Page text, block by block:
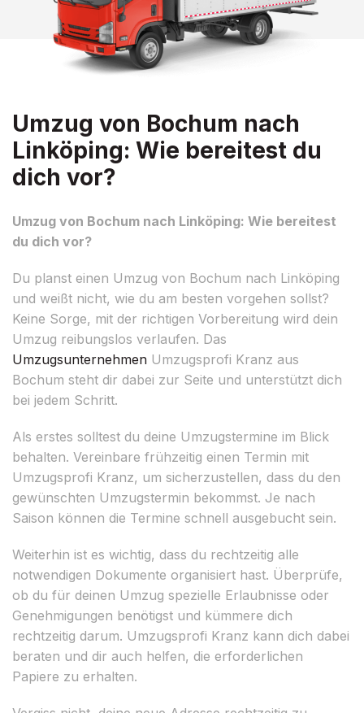
Umzug von Bochum nach
Linköping: Wie bereitest du
dich vor?
Umzug von Bochum nach Linköping: Wie bereitest
du dich vor?
Du planst einen Umzug von Bochum nach Linköping
und weißt nicht, wie du am besten vorgehen sollst?
Keine Sorge, mit der richtigen Vorbereitung wird dein
Umzug reibungslos verlaufen. Das
Umzugsunternehmen Umzugsprofi Kranz aus
Bochum steht dir dabei zur Seite und unterstützt dich
bei jedem Schritt.
Als erstes solltest du deine Umzugstermine im Blick
behalten. Vereinbare frühzeitig einen Termin mit
Umzugsprofi Kranz, um sicherzustellen, dass du den
gewünschten Umzugstermin bekommst. Je nach
Saison können die Termine schnell ausgebucht sein.
Weiterhin ist es wichtig, dass du rechtzeitig alle
notwendigen Dokumente organisiert hast. Überprüfe,
ob du für deinen Umzug spezielle Erlaubnisse oder
Genehmigungen benötigst und kümmere dich
rechtzeitig darum. Umzugsprofi Kranz kann dich dabei
beraten und dir auch helfen, die erforderlichen
Papiere zu erhalten.